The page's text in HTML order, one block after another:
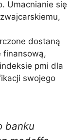
Umacnianie się
dostaną
finansową,
pmi dla
swojego
banku